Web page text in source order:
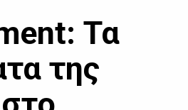
Τα
της